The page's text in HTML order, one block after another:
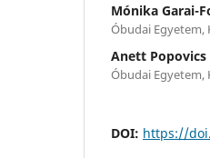
Mónika Garai-
Óbudai Egyetem,
Anett Popovics
Óbudai Egyetem,
DOI: https://